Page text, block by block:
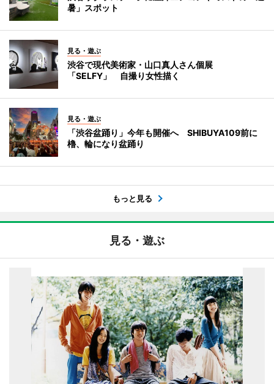
暑」スポット
見る・遊ぶ
渋谷で現代美術家・山口真人さん個展
「SELFY」 自撮り女性描く
見る・遊ぶ
「渋谷盆踊り」今年も開催へ SHIBUYA109前に
櫓、輪になり盆踊り
もっと見る
見る・遊ぶ